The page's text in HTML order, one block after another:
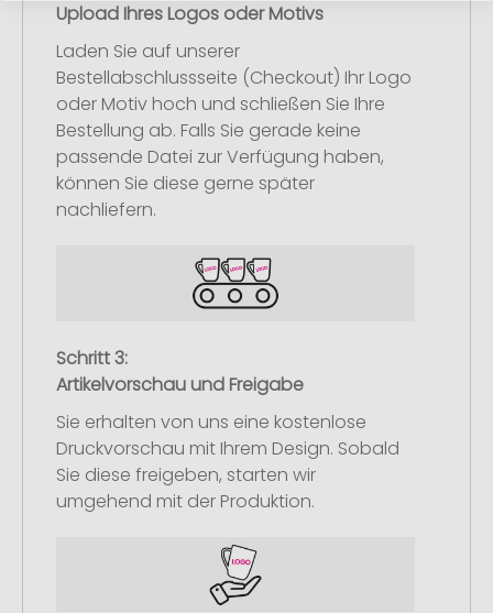
Upload Ihres Logos oder Motivs
Laden Sie auf unserer
Bestellabschlussseite (Checkout) Ihr Logo
oder Motiv hoch und schließen Sie Ihre
Bestellung ab. Falls Sie gerade keine
passende Datei zur Verfügung haben,
können Sie diese gerne später
nachliefern.
Schritt 3:
Artikelvorschau und Freigabe
Sie erhalten von uns eine kostenlose
Druckvorschau mit Ihrem Design. Sobald
Sie diese freigeben, starten wir
umgehend mit der Produktion.